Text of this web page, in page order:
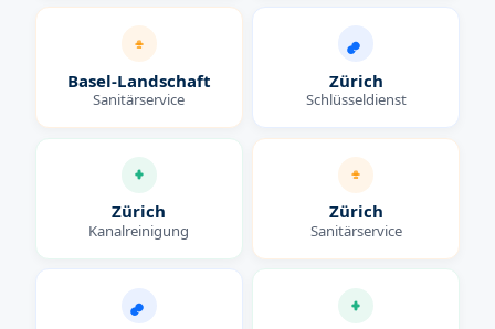
Basel-Landschaft
Sanitärservice
Zürich
Schlüsseldienst
Zürich
Kanalreinigung
Zürich
Sanitärservice